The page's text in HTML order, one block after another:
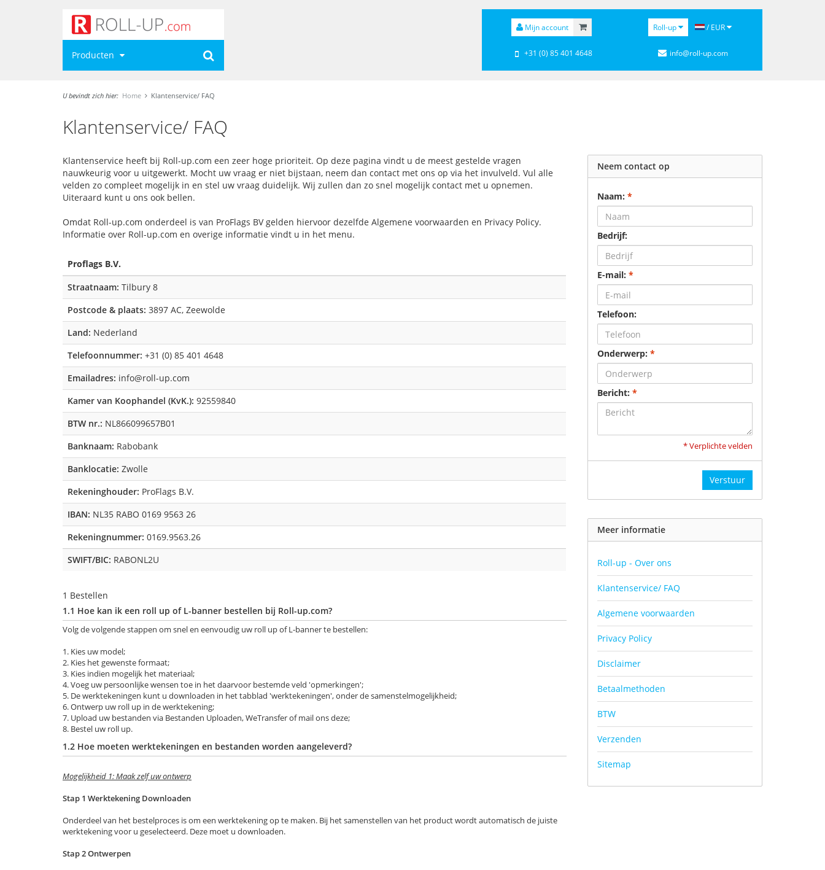
Producten
Mijn account Roll-up / EUR
+31 (0) 85 401 4648 info@roll-up.com
U bevindt zich hier: Home Klantenservice/ FAQ
Klantenservice/ FAQ
Klantenservice heeft bij Roll-up.com een zeer hoge prioriteit. Op deze pagina vindt u de meest gestelde vragen
nauwkeurig voor u uitgewerkt. Mocht uw vraag er niet bijstaan, neem dan contact met ons op via het invulveld. Vul alle
velden zo compleet mogelijk in en stel uw vraag duidelijk. Wij zullen dan zo snel mogelijk contact met u opnemen.
Uiteraard kunt u ons ook bellen.
Omdat Roll-up.com onderdeel is van ProFlags BV gelden hiervoor dezelfde Algemene voorwaarden en Privacy Policy.
Informatie over Roll-up.com en overige informatie vindt u in het menu.
Proflags B.V.
Straatnaam: Tilbury 8
Postcode & plaats: 3897 AC, Zeewolde
Land: Nederland
Telefoonnummer: +31 (0) 85 401 4648
Emailadres: info@roll-up.com
Kamer van Koophandel (KvK.): 92559840
BTW nr.: NL866099657B01
Banknaam: Rabobank
Banklocatie: Zwolle
Rekeninghouder: ProFlags B.V.
IBAN: NL35 RABO 0169 9563 26
Rekeningnummer: 0169.9563.26
SWIFT/BIC: RABONL2U
1 Bestellen
1.1 Hoe kan ik een roll up of L-banner bestellen bij Roll-up.com?
Volg de volgende stappen om snel en eenvoudig uw roll up of L-banner te bestellen:
1. Kies uw model;
2. Kies het gewenste formaat;
3. Kies indien mogelijk het materiaal;
4. Voeg uw persoonlijke wensen toe in het daarvoor bestemde veld 'opmerkingen';
5. De werktekeningen kunt u downloaden in het tabblad 'werktekeningen', onder de samenstelmogelijkheid;
6. Ontwerp uw roll up in de werktekening;
7. Upload uw bestanden via Bestanden Uploaden, WeTransfer of mail ons deze;
8. Bestel uw roll up.
1.2 Hoe moeten werktekeningen en bestanden worden aangeleverd?
Mogelijkheid 1: Maak zelf uw ontwerp
Stap 1 Werktekening Downloaden
Onderdeel van het bestelproces is om een werktekening op te maken. Bij het samenstellen van het product wordt automatisch de juiste
werktekening voor u geselecteerd. Deze moet u downloaden.
Stap 2 Ontwerpen
Neem contact op
Naam: *
Bedrijf:
E-mail: *
Telefoon:
Onderwerp: *
Bericht: *
* Verplichte velden
Verstuur
Meer informatie
Roll-up - Over ons
Klantenservice/ FAQ
Algemene voorwaarden
Privacy Policy
Disclaimer
Betaalmethoden
BTW
Verzenden
Sitemap